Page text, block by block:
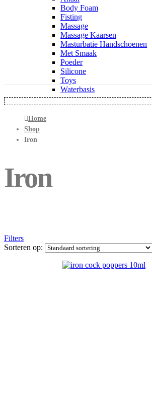
Body Foam
Fisting
Massage
Massage Kaarsen
Masturbatie Handschoenen
Met Smaak
Poeder
Silicone
Toys
Waterbasis
Home
Shop
Iron
Iron
Filters
Sorteren op: